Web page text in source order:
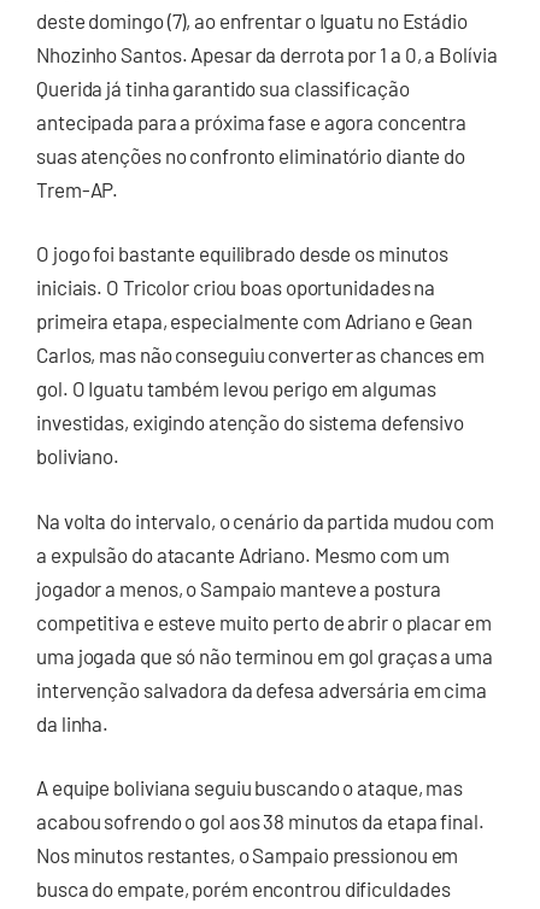
deste domingo (7), ao enfrentar o Iguatu no Estádio
Nhozinho Santos. Apesar da derrota por 1 a 0, a Bolívia
Querida já tinha garantido sua classificação
antecipada para a próxima fase e agora concentra
suas atenções no confronto eliminatório diante do
Trem-AP.
O jogo foi bastante equilibrado desde os minutos
iniciais. O Tricolor criou boas oportunidades na
primeira etapa, especialmente com Adriano e Gean
Carlos, mas não conseguiu converter as chances em
gol. O Iguatu também levou perigo em algumas
investidas, exigindo atenção do sistema defensivo
boliviano.
Na volta do intervalo, o cenário da partida mudou com
a expulsão do atacante Adriano. Mesmo com um
jogador a menos, o Sampaio manteve a postura
competitiva e esteve muito perto de abrir o placar em
uma jogada que só não terminou em gol graças a uma
intervenção salvadora da defesa adversária em cima
da linha.
A equipe boliviana seguiu buscando o ataque, mas
acabou sofrendo o gol aos 38 minutos da etapa final.
Nos minutos restantes, o Sampaio pressionou em
busca do empate, porém encontrou dificuldades